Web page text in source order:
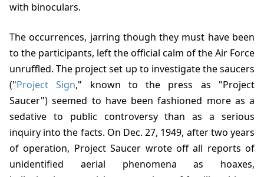
with binoculars.
The occurrences, jarring though they must have been
to the participants, left the official calm of the Air Force
unruffled. The project set up to investigate the saucers
("Project Sign," known to the press as "Project
Saucer") seemed to have been fashioned more as a
sedative to public controversy than as a serious
inquiry into the facts. On Dec. 27, 1949, after two years
of operation, Project Saucer wrote off all reports of
unidentified aerial phenomena as hoaxes,